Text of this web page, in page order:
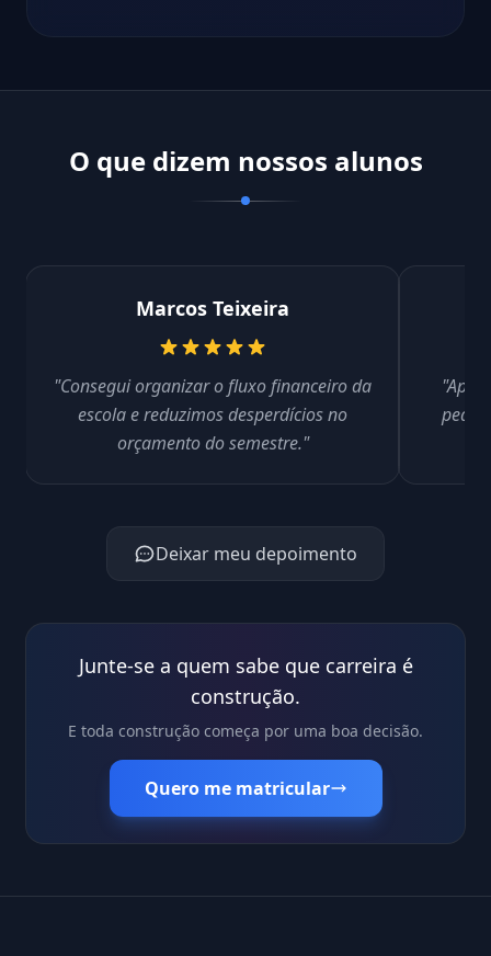
O que dizem nossos alunos
Marcos Teixeira
"Consegui organizar o fluxo financeiro da
escola e reduzimos desperdícios no
orçamento do semestre."
Deixar meu depoimento
Junte-se a quem sabe que carreira é
construção.
E toda construção começa por uma boa decisão.
Quero me matricular